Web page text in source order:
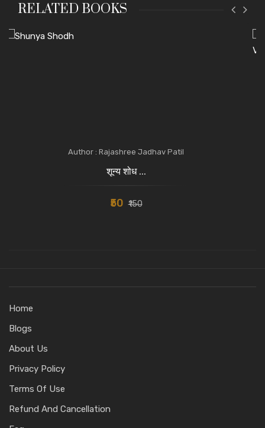
RELATED BOOKS
Author : Rajashree Jadhav Patil
शून्य शोध ...
₹50 ₹150
Home
Blogs
About Us
Privacy Policy
Terms Of Use
Refund And Cancellation